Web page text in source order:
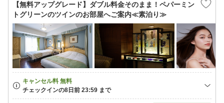
【無料アップグレード】ダブル料金そのまま！ペパーミン
トグリーンのツインのお部屋へご案内≪素泊り≫